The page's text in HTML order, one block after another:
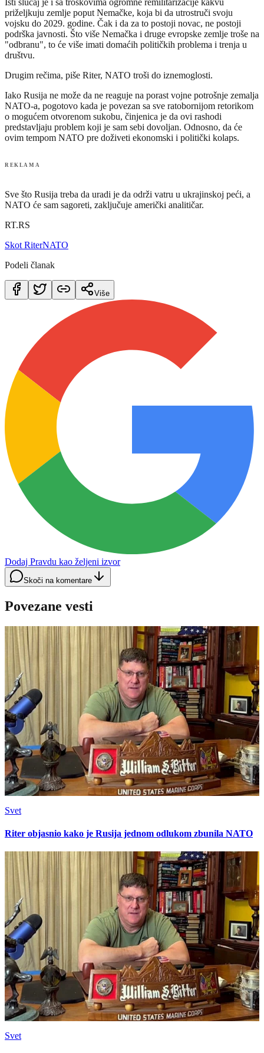
priželjkuju zemlje poput Nemačke, koja bi da utrostruči svoju
vojsku do 2029. godine. Čak i da za to postoji novac, ne postoji
podrška javnosti. Što više Nemačka i druge evropske zemlje troše na
"odbranu", to će više imati domaćih političkih problema i trenja u
društvu.
Drugim rečima, piše Riter, NATO troši do iznemoglosti.
Iako Rusija ne može da ne reaguje na porast vojne potrošnje zemalja
NATO-a, pogotovo kada je povezan sa sve ratobornijom retorikom
o mogućem otvorenom sukobu, činjenica je da ovi rashodi
predstavljaju problem koji je sam sebi dovoljan. Odnosno, da će
ovim tempom NATO pre doživeti ekonomski i politički kolaps.
REKLAMA
Sve što Rusija treba da uradi je da održi vatru u ukrajinskoj peći, a
NATO će sam sagoreti, zaključuje američki analitičar.
RT.RS
Skot RiterNATO
Podeli članak
Više
Dodaj Pravdu kao željeni izvor
Skoči na komentare
Povezane vesti
Svet
Riter objasnio kako je Rusija jednom odlukom zbunila NATO
Svet